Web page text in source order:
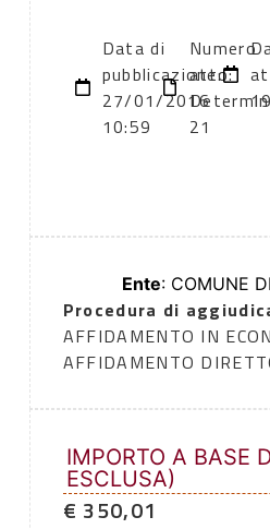
Data di
pubblicazione:
27/01/2016
10:59
Numero
atto:
21
Ente: COMUNE
Procedura di
AFFIDAMENTO IN
AFFIDAMENTO
IMPORTO A BASE
ESCLUSA)
€ 350,01